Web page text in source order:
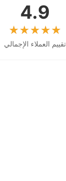
4.9
تقييم العملاء الإجمالي